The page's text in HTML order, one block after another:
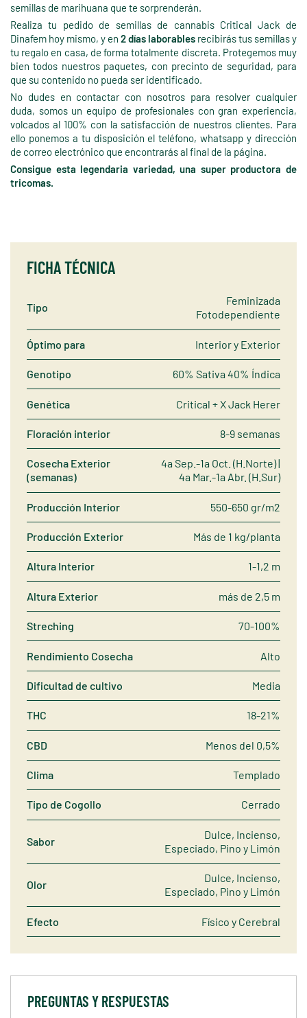
semillas de marihuana que te sorprenderán.
Realiza tu pedido de semillas de cannabis Critical Jack de
Dinafem hoy mismo, y en 2 días laborables recibirás tus semillas y
tu regalo en casa, de forma totalmente discreta. Protegemos muy
bien todos nuestros paquetes, con precinto de seguridad, para
que su contenido no pueda ser identificado.
No dudes en contactar con nosotros para resolver cualquier
duda, somos un equipo de profesionales con gran experiencia,
volcados al 100% con la satisfacción de nuestros clientes. Para
ello ponemos a tu disposición el teléfono, whatsapp y dirección
de correo electrónico que encontrarás al final de la página.
Consigue esta legendaria variedad, una super productora de
tricomas.
FICHA TÉCNICA
Tipo
Feminizada
Fotodependiente
Óptimo para Interior y Exterior
Genotipo 60% Sativa 40% Índica
Genética Critical + X Jack Herer
Floración interior 8-9 semanas
Cosecha Exterior
(semanas)
4a Sep.-1a Oct. (H.Norte) |
4a Mar.-1a Abr. (H.Sur)
Producción Interior 550-650 gr/m2
Producción Exterior Más de 1 kg/planta
Altura Interior 1-1,2 m
Altura Exterior más de 2,5 m
Streching 70-100%
Rendimiento Cosecha Alto
Dificultad de cultivo Media
THC 18-21%
CBD Menos del 0,5%
Clima Templado
Tipo de Cogollo Cerrado
Sabor
Dulce, Incienso,
Especiado, Pino y Limón
Olor
Dulce, Incienso,
Especiado, Pino y Limón
Efecto Físico y Cerebral
PREGUNTAS Y RESPUESTAS